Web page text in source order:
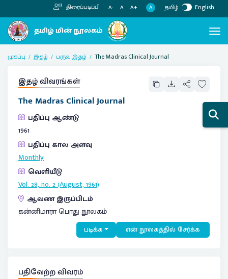
திரைப்படிப்பி A- A A+ A தமிழ் English
முகப்பு இதழ் பருவ இதழ் The Madras Clinical Journal
இதழ் விவரங்கள்
The Madras Clinical Journal
பதிப்பு ஆண்டு
1961
பதிப்பு கால அளவு
Monthly
வெளியீடு
Vol. 28, no. 2 (August, 1961)
ஆவண இருப்பிடம்
கன்னிமாரா பொது நூலகம்
படிக்க என் நூலகத்தில் சேர்க்க
பதிவேற்ற விவரம்